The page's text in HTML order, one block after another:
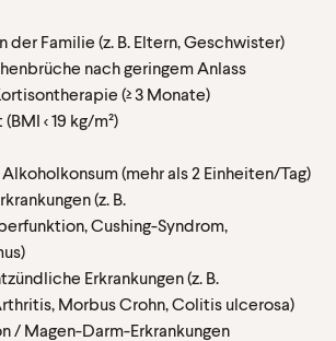
der Familie (z. B. Eltern, Geschwister)
nach geringem Anlass
(≥ 3 Monate)
< 19 kg/m²)
(mehr als 2 Einheiten/Tag)
(z. B.
Cushing-Syndrom,
Erkrankungen (z. B.
Morbus Crohn, Colitis ulcerosa)
/ Magen-Darm-Erkrankungen